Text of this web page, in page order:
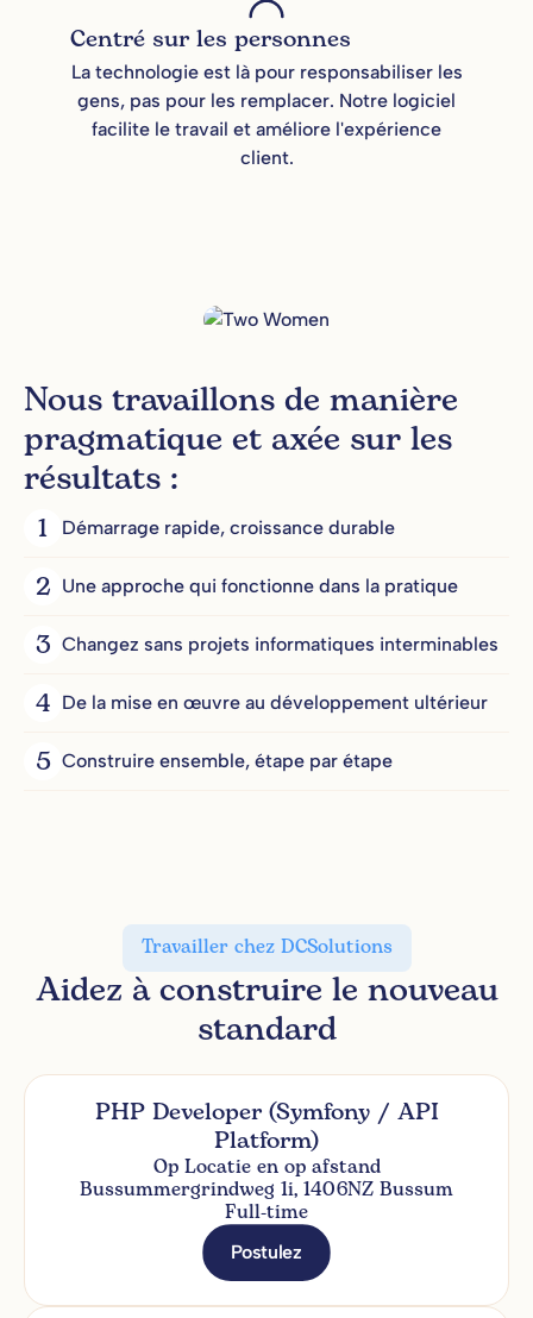
Centré sur les personnes
La technologie est là pour responsabiliser les
gens, pas pour les remplacer. Notre logiciel
facilite le travail et améliore l'expérience
client.
Nous travaillons de manière
pragmatique et axée sur les
résultats :
1 Démarrage rapide, croissance durable
2 Une approche qui fonctionne dans la pratique
3 Changez sans projets informatiques interminables
4 De la mise en œuvre au développement ultérieur
5 Construire ensemble, étape par étape
Travailler chez DCSolutions
Aidez à construire le nouveau
standard
PHP Developer (Symfony / API
Platform)
Op Locatie en op afstand
Bussummergrindweg 1i, 1406NZ Bussum
Full-time
Postulez